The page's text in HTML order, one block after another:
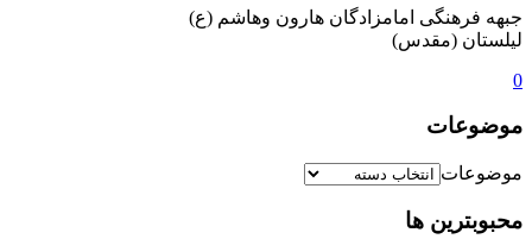
جبهه فرهنگی امامزادگان هارون وهاشم (ع)
لیلستان (مقدس)
0
موضوعات
موضوعات
محبوبترین ها